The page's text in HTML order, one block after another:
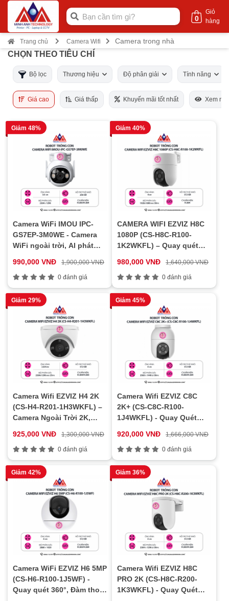
Giỏ
hàng
0
Trang chủ Camera Wifi Camera trong nhà
CHỌN THEO TIÊU CHÍ
Bộ lọc Thương hiệu Độ phân giải Tính năng
Giá cao Giá thấp Khuyến mãi tốt nhất Xem
Giảm 48%
Camera WiFi IMOU IPC-
GS7EP-3M0WE - Camera
WiFi ngoài trời, AI phát
nhanh WiFi
990,000 VNĐ 1,900,000 VNĐ
0 đánh giá
Giảm 40%
CAMERA WIFI EZVIZ H8C
1080P (CS-H8C-R100-
1K2WKFL) – Quay quét
Báo động thông minh
980,000 VNĐ 1,640,000 VNĐ
0 đánh giá
Giảm 29%
Camera Wifi EZVIZ H4 2K
(CS-H4-R201-1H3WKFL) –
Camera Ngoài Trời 2K,
Thoại Hai Chiều
925,000 VNĐ 1,300,000 VNĐ
0 đánh giá
Giảm 45%
Camera Wifi EZVIZ C8C
2K+ (CS-C8C-R100-
1J4WKFL) - Quay Quét
2K+, Chống Nước IP65, Có
Màu Ban Đêm
920,000 VNĐ 1,666,000 VNĐ
0 đánh giá
Giảm 42%
Camera WiFi EZVIZ H6 5MP
(CS-H6-R100-1J5WF) -
Quay quét 360°, Đàm thoại
Giảm 36%
Camera Wifi EZVIZ H8C
PRO 2K (CS-H8C-R200-
1K3WKFL) - Quay Quét